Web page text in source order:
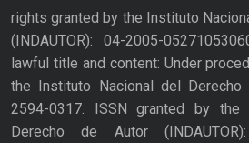
rights granted by the Instituto
(INDAUTOR): 04-2005-
lawful title and content: Under
the Instituto Nacional del Derecho
2594-0317. ISSN granted by the
Derecho de Autor